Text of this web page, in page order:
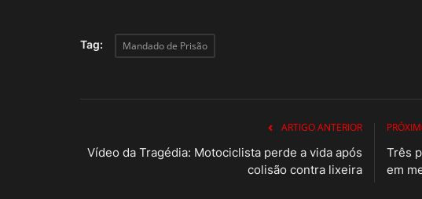
Tag: Mandado de Prisão
ARTIGO ANTERIOR
Vídeo da Tragédia: Motociclista perde a vida após
colisão contra lixeira
Três
em